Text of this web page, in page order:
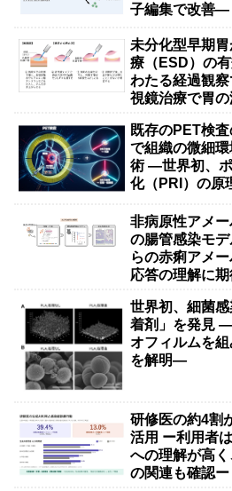
子編集で改善―
未分化型早期
療（ESD）の
わたる経過観
視鏡治療で胃
既存のPET検
で組織の微細
術 ―世界初、
化（PRI）の
非病原性アメ
の腸管感染モ
らの赤痢アメ
応答の理解に
世界初、細菌
着剤」を発見
オフィルムを
を解明―
研修医の約4割
活用 ー利用者
への理解が高
の関連も確認ー